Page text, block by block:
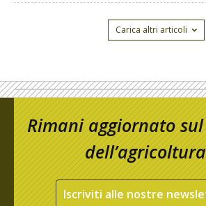
Carica altri articoli
Rimani aggiornato
dell’agricoltura
Iscriviti alle nostre